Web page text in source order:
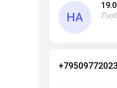
НА
+79509772023